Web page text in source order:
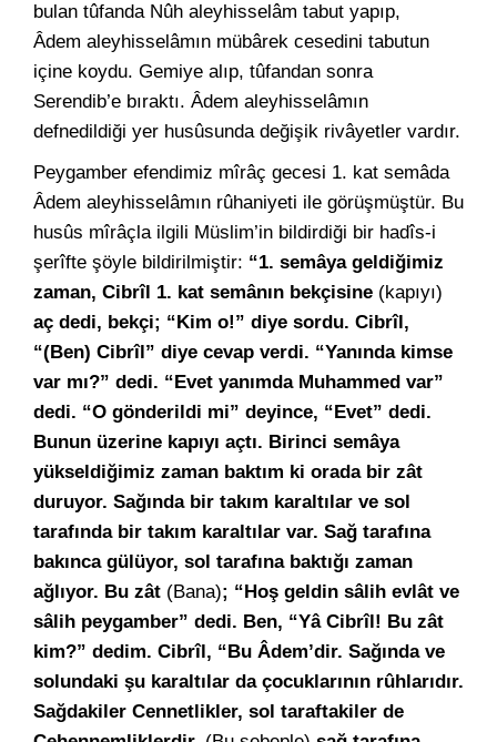
bulan tûfanda Nûh aleyhisselâm tabut yapıp,
Âdem aleyhisselâmın mübârek cesedini tabutun
içine koydu. Gemiye alıp, tûfandan sonra
Serendib’e bıraktı. Âdem aleyhisselâmın
defnedildiği yer husûsunda değişik rivâyetler vardır.
Peygamber efendimiz mîrâç gecesi 1. kat semâda
Âdem aleyhisselâmın rûhaniyeti ile görüşmüştür. Bu
husûs mîrâçla ilgili Müslim’in bildirdiği bir hadîs-i
şerîfte şöyle bildirilmiştir: “1. semâya geldiğimiz
zaman, Cibrîl 1. kat semânın bekçisine (kapıyı)
aç dedi, bekçi; “Kim o!” diye sordu. Cibrîl,
“(Ben) Cibrîl” diye cevap verdi. “Yanında kimse
var mı?” dedi. “Evet yanımda Muhammed var”
dedi. “O gönderildi mi” deyince, “Evet” dedi.
Bunun üzerine kapıyı açtı. Birinci semâya
yükseldiğimiz zaman baktım ki orada bir zât
duruyor. Sağında bir takım karaltılar ve sol
tarafında bir takım karaltılar var. Sağ tarafına
bakınca gülüyor, sol tarafına baktığı zaman
ağlıyor. Bu zât (Bana); “Hoş geldin sâlih evlât ve
sâlih peygamber” dedi. Ben, “Yâ Cibrîl! Bu zât
kim?” dedim. Cibrîl, “Bu Âdem’dir. Sağında ve
solundaki şu karaltılar da çocuklarının rûhlarıdır.
Sağdakiler Cennetlikler, sol taraftakiler de